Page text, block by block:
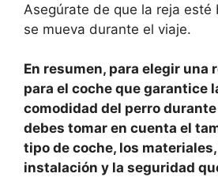
Asegúrate de que la reja esté
se mueva durante el viaje.
En resumen, para elegir una
para el coche que garantice
comodidad del perro
debes tomar en cuenta el
tipo de coche, los
instalación y la seguridad